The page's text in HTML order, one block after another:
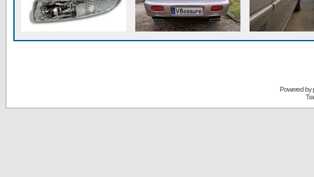
Powered by